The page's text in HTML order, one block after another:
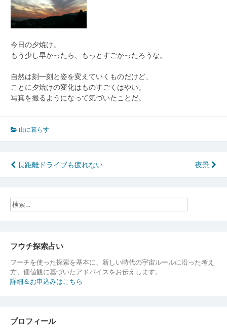
今日の夕焼け。
もう少し早かったら、もっとすごかったろうな。
自然は刻一刻と姿を変えていくものだけど、
ことに夕焼けの変化はものすごくはやい。
写真を撮るようになって気づいたことだ。
山に暮らす
投
稿
ナ
ビ
ー
シ
ョ
ン
長距離ドライブも疲れない 夜景
フウチ探索占い
フーチを使った探索を基本に、新しい時代の宇宙ルールに沿った考え
方、価値観に基づいたアドバイスをお伝えします。
詳細＆お申込みはこちら
プロフィール